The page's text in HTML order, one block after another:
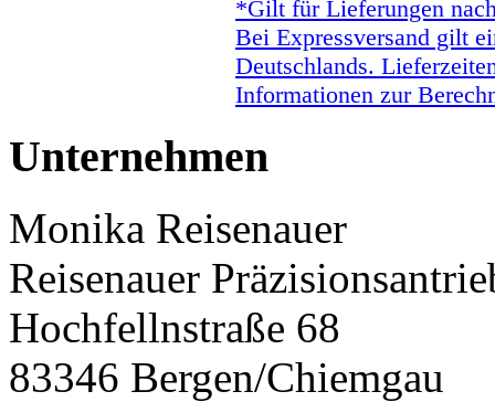
*Gilt für Lieferungen
Bei Expressversand gilt
Deutschlands.
Informationen zur
Unternehmen
Monika Reisenauer
Reisenauer
Hochfellnstraße 68
83346 Bergen/Chiemgau